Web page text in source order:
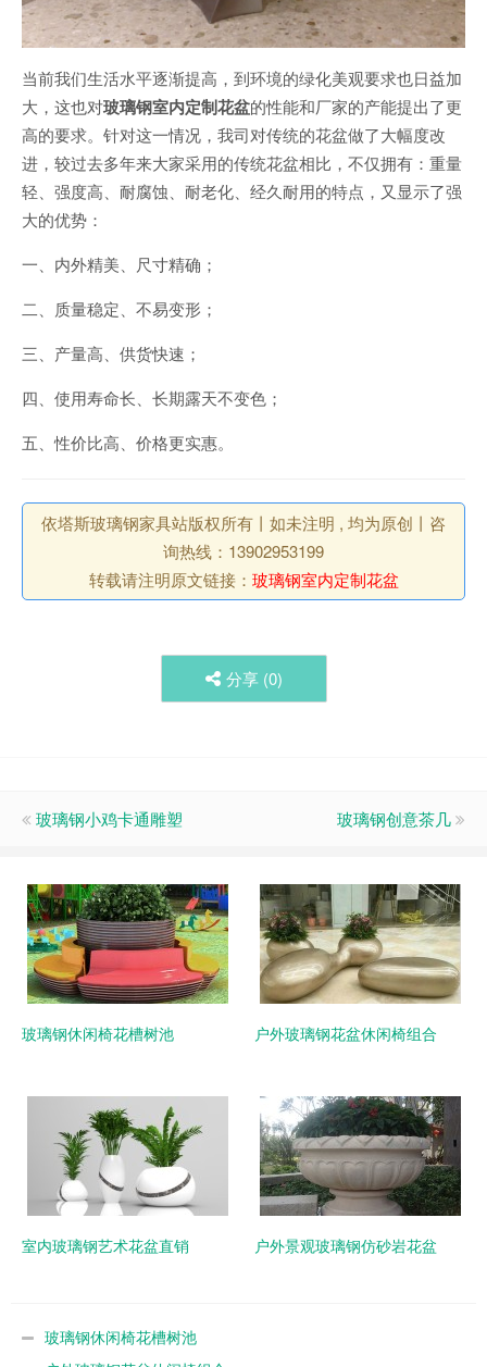
当前我们生活水平逐渐提高，到环境的绿化美观要求也日益加
大，这也对玻璃钢室内定制花盆的性能和厂家的产能提出了更
高的要求。针对这一情况，我司对传统的花盆做了大幅度改
进，较过去多年来大家采用的传统花盆相比，不仅拥有：重量
轻、强度高、耐腐蚀、耐老化、经久耐用的特点，又显示了强
大的优势：
一、内外精美、尺寸精确；
二、质量稳定、不易变形；
三、产量高、供货快速；
四、使用寿命长、长期露天不变色；
五、性价比高、价格更实惠。
依塔斯玻璃钢家具站版权所有丨如未注明 , 均为原创丨咨
询热线：13902953199
转载请注明原文链接： 玻璃钢室内定制花盆
分享 (0)
玻璃钢小鸡卡通雕塑 玻璃钢创意茶几
玻璃钢休闲椅花槽树池 户外玻璃钢花盆休闲椅组合
室内玻璃钢艺术花盆直销 户外景观玻璃钢仿砂岩花盆
玻璃钢休闲椅花槽树池